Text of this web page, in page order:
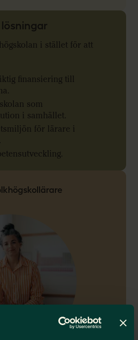
i stället för att
finansiering till
som
i samhället.
för lärare i